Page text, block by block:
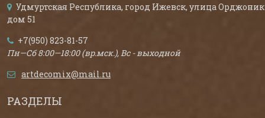
Удмуртская Республика, город Ижевск, улица
дом 51
+7(950) 823-81-57
Пн—Сб 8:00—18:00 (вр.мск.), Вс - выходной
artdecomix@mail.ru
РАЗДЕЛЫ